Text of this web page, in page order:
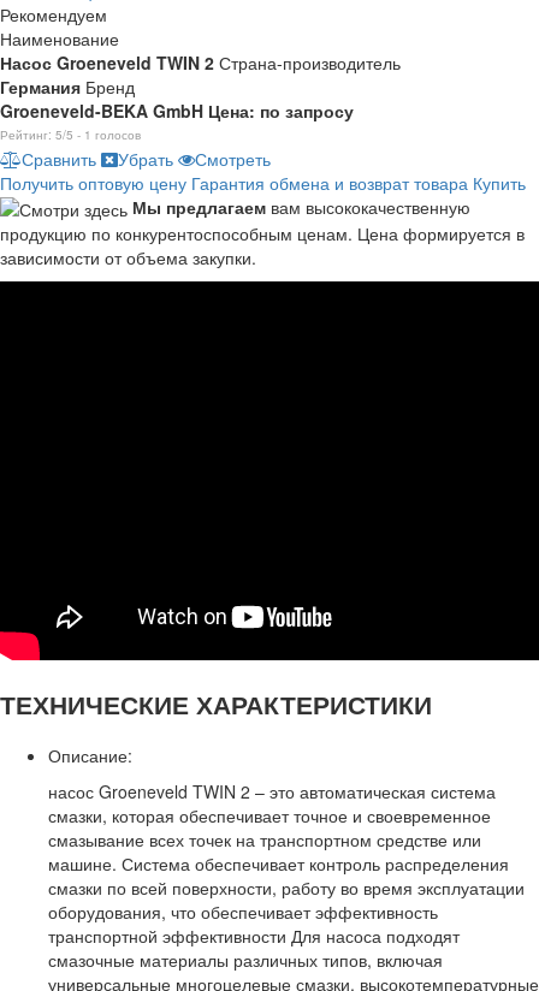
Рекомендуем
Наименование
Насос Groeneveld TWIN 2 Страна-производитель
Германия Бренд
Groeneveld-BEKA GmbH Цена: по запросу
Рейтинг: 5/5 - 1 голосов
Сравнить Убрать
Смотреть
Получить оптовую цену Гарантия обмена и возврат товара Купить
Мы предлагаем вам высококачественную
продукцию по конкурентоспособным ценам. Цена формируется в
зависимости от объема закупки.
ТЕХНИЧЕСКИЕ ХАРАКТЕРИСТИКИ
Описание:
насос Groeneveld TWIN 2 – это автоматическая система
смазки, которая обеспечивает точное и своевременное
смазывание всех точек на транспортном средстве или
машине. Система обеспечивает контроль распределения
смазки по всей поверхности, работу во время эксплуатации
оборудования, что обеспечивает эффективность
транспортной эффективности Для насоса подходят
смазочные материалы различных типов, включая
универсальные многоцелевые смазки, высокотемпературные